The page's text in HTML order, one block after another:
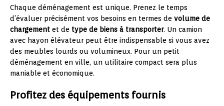
Chaque déménagement est unique. Prenez le temps
d’évaluer précisément vos besoins en termes de volume de
chargement et de type de biens à transporter. Un camion
avec hayon élévateur peut être indispensable si vous avez
des meubles lourds ou volumineux. Pour un petit
déménagement en ville, un utilitaire compact sera plus
maniable et économique.
Profitez des équipements fournis